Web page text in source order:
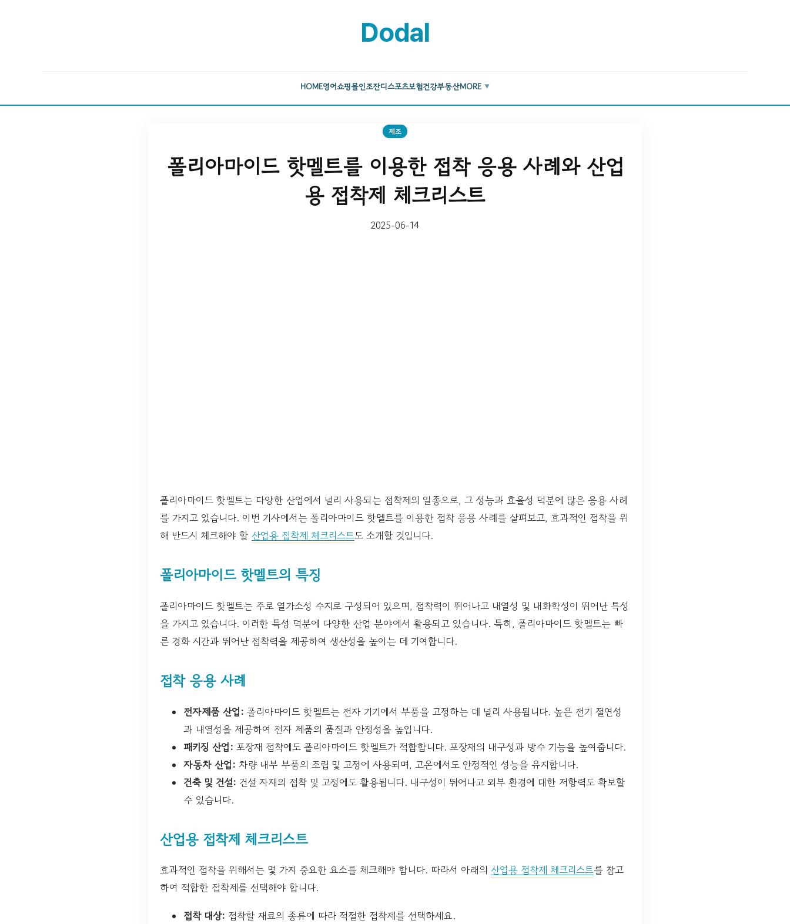
Dodal
HOME영어쇼핑몰인조잔디스포츠보험건강부동산MORE ▼
제조
폴리아마이드 핫멜트를 이용한 접착 응용 사례와 산업
용 접착제 체크리스트
2025-06-14
폴리아마이드 핫멜트는 다양한 산업에서 널리 사용되는 접착제의 일종으로, 그 성능과 효율성 덕분에 많은 응용 사례
를 가지고 있습니다. 이번 기사에서는 폴리아마이드 핫멜트를 이용한 접착 응용 사례를 살펴보고, 효과적인 접착을 위
해 반드시 체크해야 할 산업용 접착제 체크리스트도 소개할 것입니다.
폴리아마이드 핫멜트의 특징
폴리아마이드 핫멜트는 주로 열가소성 수지로 구성되어 있으며, 접착력이 뛰어나고 내열성 및 내화학성이 뛰어난 특성
을 가지고 있습니다. 이러한 특성 덕분에 다양한 산업 분야에서 활용되고 있습니다. 특히, 폴리아마이드 핫멜트는 빠
른 경화 시간과 뛰어난 접착력을 제공하여 생산성을 높이는 데 기여합니다.
접착 응용 사례
전자제품 산업: 폴리아마이드 핫멜트는 전자 기기에서 부품을 고정하는 데 널리 사용됩니다. 높은 전기 절연성
과 내열성을 제공하여 전자 제품의 품질과 안정성을 높입니다.
패키징 산업: 포장재 접착에도 폴리아마이드 핫멜트가 적합합니다. 포장재의 내구성과 방수 기능을 높여줍니다.
자동차 산업: 차량 내부 부품의 조립 및 고정에 사용되며, 고온에서도 안정적인 성능을 유지합니다.
건축 및 건설: 건설 자재의 접착 및 고정에도 활용됩니다. 내구성이 뛰어나고 외부 환경에 대한 저항력도 확보할
수 있습니다.
산업용 접착제 체크리스트
효과적인 접착을 위해서는 몇 가지 중요한 요소를 체크해야 합니다. 따라서 아래의 산업용 접착제 체크리스트를 참고
하여 적합한 접착제를 선택해야 합니다.
접착 대상: 접착할 재료의 종류에 따라 적절한 접착제를 선택하세요.